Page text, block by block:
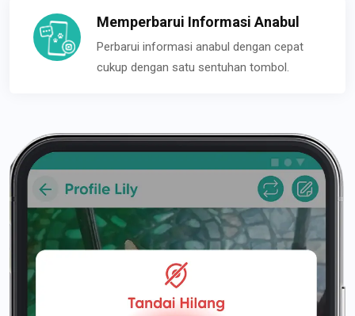
Memperbarui Informasi Anabul
Perbarui informasi anabul dengan cepat
cukup dengan satu sentuhan tombol.